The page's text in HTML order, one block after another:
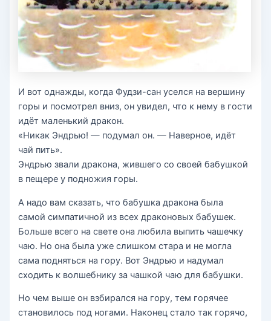
И вот однажды, когда Фудзи-сан уселся на вершину
горы и посмотрел вниз, он увидел, что к нему в гости
идёт маленький дракон.
«Никак Эндрью! — подумал он. — Наверное, идёт
чай пить».
Эндрью звали дракона, жившего со своей бабушкой
в пещере у подножия горы.
А надо вам сказать, что бабушка дракона была
самой симпатичной из всех драконовых бабушек.
Больше всего на свете она любила выпить чашечку
чаю. Но она была уже слишком стара и не могла
сама подняться на гору. Вот Эндрью и надумал
сходить к волшебнику за чашкой чаю для бабушки.
Но чем выше он взбирался на гору, тем горячее
становилось под ногами. Наконец стало так горячо,